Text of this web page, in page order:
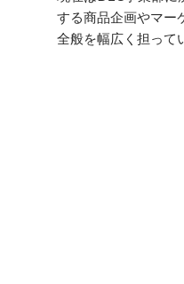
する商品企画やマー
全般を幅広く担って